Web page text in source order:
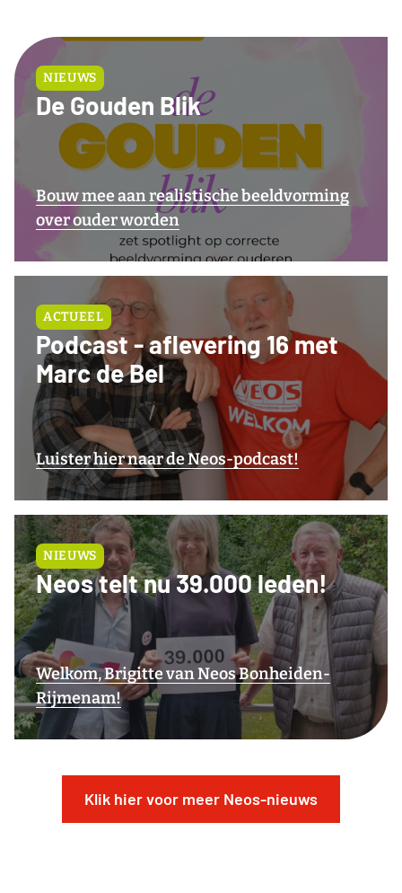
NIEUWS
De Gouden Blik
Bouw mee aan realistische beeldvorming
over ouder worden
ACTUEEL
Podcast - aflevering 16 met
Marc de Bel
Luister hier naar de Neos-podcast!
NIEUWS
Neos telt nu 39.000 leden!
Welkom, Brigitte van Neos Bonheiden-
Rijmenam!
Klik hier voor meer Neos-nieuws